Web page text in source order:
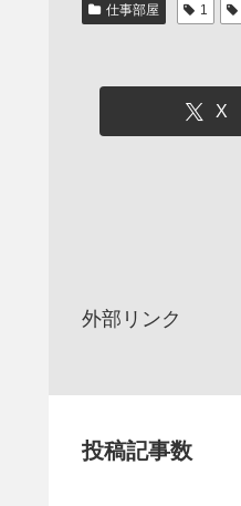
仕事部屋 1
X
外部リンク
投稿記事数